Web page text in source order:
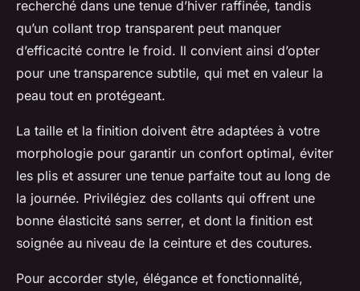
recherché dans une tenue d’hiver raffinée, tandis
qu’un collant trop transparent peut manquer
d’efficacité contre le froid. Il convient ainsi d’opter
pour une transparence subtile, qui met en valeur la
peau tout en protégeant.
La taille et la finition doivent être adaptées à votre
morphologie pour garantir un confort optimal, éviter
les plis et assurer une tenue parfaite tout au long de
la journée. Privilégiez des collants qui offrent une
bonne élasticité sans serrer, et dont la finition est
soignée au niveau de la ceinture et des coutures.
Pour accorder style, élégance et fonctionnalité,